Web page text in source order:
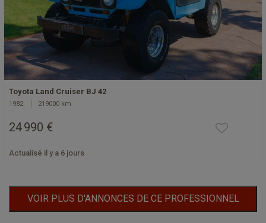
Toyota Land Cruiser BJ 42
1982 219000 km
24 990 €
Actualisé il y a 6 jours
VOIR PLUS D'ANNONCES DE CE PROFESSIONNEL